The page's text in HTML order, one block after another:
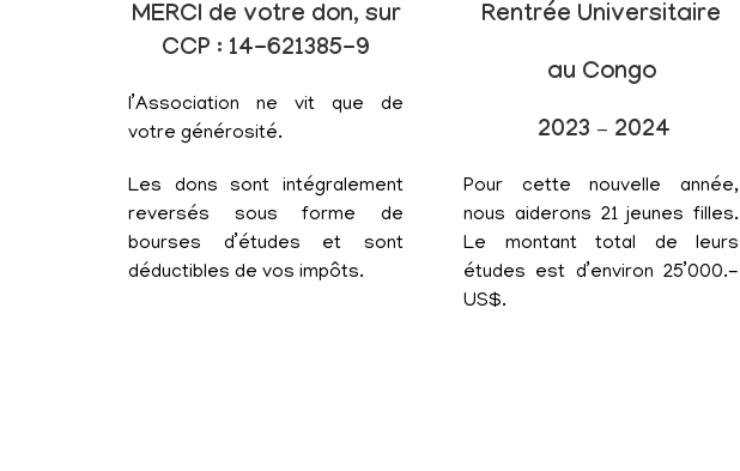
MERCI de votre don, sur
CCP : 14-621385-9
l’Association ne vit que de
votre générosité.
Les dons sont intégralement
reversés sous forme de
bourses d’études et sont
déductibles de vos impôts.
Rentrée Universitaire
au Congo
2023 – 2024
Pour cette nouvelle année,
nous aiderons 21 jeunes filles.
Le montant total de leurs
études est d’environ 25’000.-
US$.